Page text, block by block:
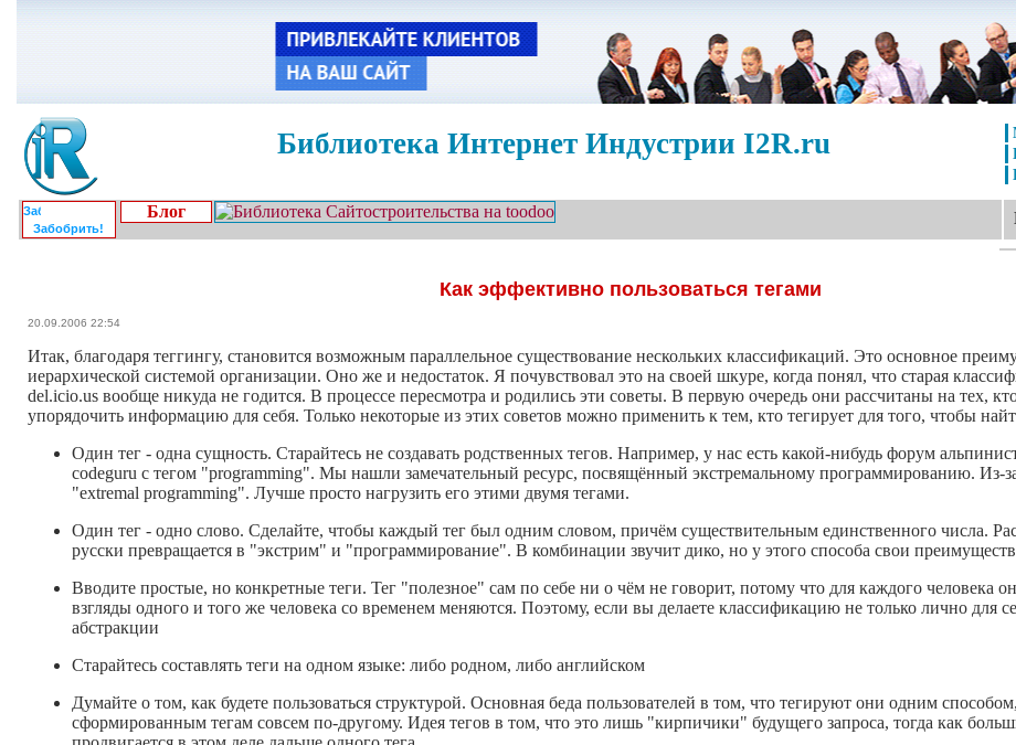
Библиотека Интернет Индустрии I2R.ru
Забобрить!
Блог
Как эффективно пользоваться тегами
20.09.2006 22:54
Итак, благодаря теггингу, становится возможным параллельное существование нескольких классификаций. Это основное
иерархической системой организации. Оно же и недостаток. Я почувствовал это на своей шкуре, когда понял, что старая
del.icio.us вообще никуда не годится. В процессе пересмотра и родились эти советы. В первую очередь они рассчитаны на тех,
упорядочить информацию для себя. Только некоторые из этих советов можно применить к тем, кто тегирует для того, чтобы
Один тег - одна сущность. Старайтесь не создавать родственных тегов. Например, у нас есть какой-нибудь форум
codeguru с тегом "programming". Мы нашли замечательный ресурс, посвящённый экстремальному программированию. Из-за
"extremal programming". Лучше просто нагрузить его этими двумя тегами.
Один тег - одно слово. Сделайте, чтобы каждый тег был одним словом, причём существительным единственного числа.
русски превращается в "экстрим" и "программирование". В комбинации звучит дико, но у этого способа свои
Вводите простые, но конкретные теги. Тег "полезное" сам по себе ни о чём не говорит, потому что для каждого человека
взгляды одного и того же человека со временем меняются. Поэтому, если вы делаете классификацию не только лично для
абстракции
Старайтесь составлять теги на одном языке: либо родном, либо английском
Думайте о том, как будете пользоваться структурой. Основная беда пользователей в том, что тегируют они одним
сформированным тегам совсем по-другому. Идея тегов в том, что это лишь "кирпичики" будущего запроса, тогда как